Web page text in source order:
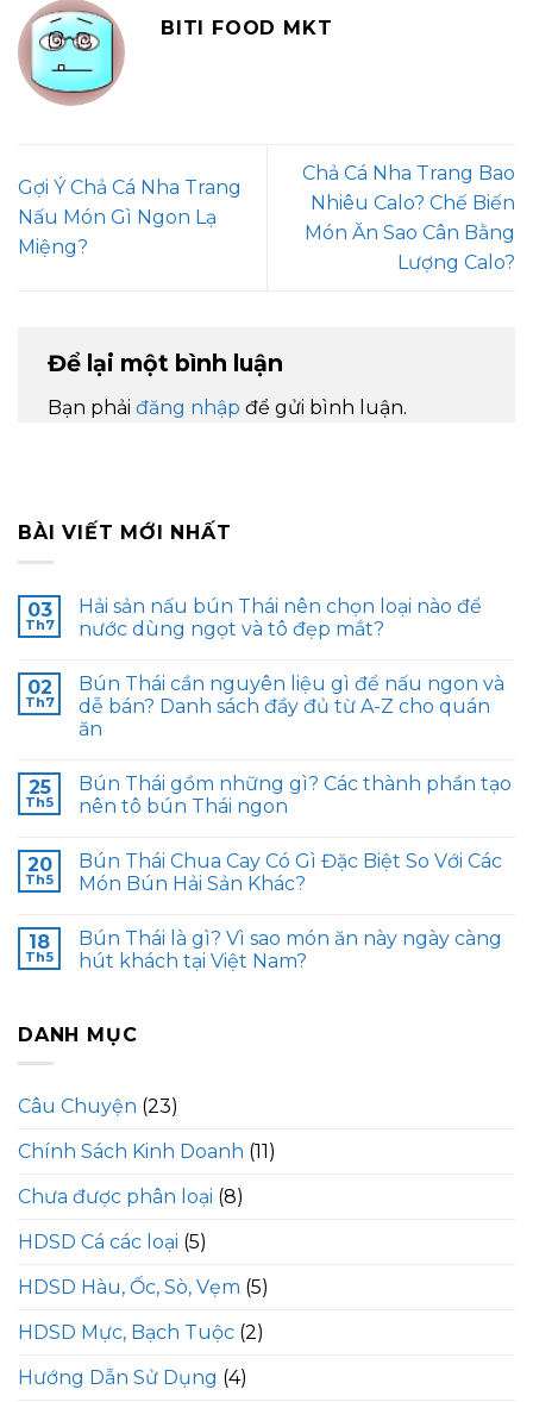
BITI FOOD MKT
Gợi Ý Chả Cá Nha Trang
Nấu Món Gì Ngon Lạ
Miệng?
Chả Cá Nha Trang Bao
Nhiêu Calo? Chế Biến
Món Ăn Sao Cân Bằng
Lượng Calo?
Để lại một bình luận
Bạn phải đăng nhập để gửi bình luận.
BÀI VIẾT MỚI NHẤT
03
Th7
Hải sản nấu bún Thái nên chọn loại nào để
nước dùng ngọt và tô đẹp mắt?
02
Th7
Bún Thái cần nguyên liệu gì để nấu ngon và
dễ bán? Danh sách đầy đủ từ A-Z cho quán
ăn
25
Th5
Bún Thái gồm những gì? Các thành phần tạo
nên tô bún Thái ngon
20
Th5
Bún Thái Chua Cay Có Gì Đặc Biệt So Với Các
Món Bún Hải Sản Khác?
18
Th5
Bún Thái là gì? Vì sao món ăn này ngày càng
hút khách tại Việt Nam?
DANH MỤC
Câu Chuyện (23)
Chính Sách Kinh Doanh (11)
Chưa được phân loại (8)
HDSD Cá các loại (5)
HDSD Hàu, Ốc, Sò, Vẹm (5)
HDSD Mực, Bạch Tuộc (2)
Hướng Dẫn Sử Dụng (4)